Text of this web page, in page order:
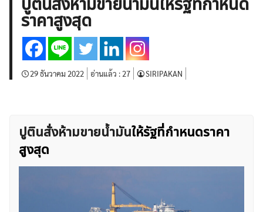
สำหรับ:
บทวิเคราะห์
เศรษฐกิจทั่วไป
สินค้าโภคภัณฑ์
โบรกเกอร์ FX
โปรโมชั่น Forex
กองทุน Forex
ฟรี EA
ราคาสูงสุด
29 ธันวาคม 2022 อ่านแล้ว :27 SIRIPAKAN
ปูตินสั่งห้ามขายน้ำมันให้รัฐที่กำหนดราคา
สูงสุด